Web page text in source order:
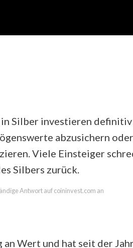
Silber investieren
abzusichern
Viele Einsteiger
Silbers zurück.
Antwort auf coininvest.com an
Wert und hat seit der